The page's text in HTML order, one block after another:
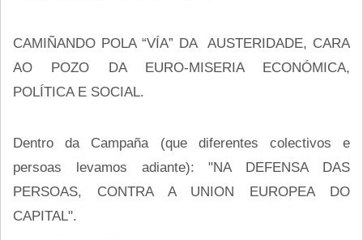
CAMIÑANDO POLA “VÍA” DA AUSTERIDADE, CARA
AO POZO DA EURO-MISERIA ECONÓMICA,
POLÍTICA E SOCIAL.
Dentro da Campaña (que diferentes colectivos e
persoas levamos adiante): "NA DEFENSA DAS
PERSOAS, CONTRA A UNION EUROPEA DO
CAPITAL".